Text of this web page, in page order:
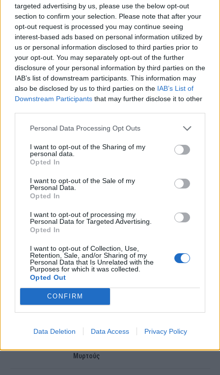
targeted advertising by us, please use the below opt-out
section to confirm your selection. Please note that after your
opt-out request is processed you may continue seeing
interest-based ads based on personal information utilized by
us or personal information disclosed to third parties prior to
your opt-out. You may separately opt-out of the further
disclosure of your personal information by third parties on the
IAB’s list of downstream participants. This information may
also be disclosed by us to third parties on the IAB’s List of
Downstream Participants that may further disclose it to other
Personal Data Processing Opt Outs
I want to opt-out of the Sharing of my
personal data.
Opted In
I want to opt-out of the Sale of my
Personal Data.
Opted In
I want to opt-out of processing my
Personal Data for Targeted Advertising.
Opted In
I want to opt-out of Collection, Use,
Retention, Sale, and/or Sharing of my
Personal Data that Is Unrelated with the
Purposes for which it was collected.
Opted Out
CONFIRM
Data Deletion Data Access Privacy Policy
Στο σημείο έσπευσε ασθενοφόρο του
ΕΚΑΒ μεταφέροντάς το στο
εφημερεύον Πανεπιστημιακό
Νοσοκομείο Λάρισας για τις πρώτες
βοήθειες, καθώς τραυματίστηκε στο
13χρονου στην Ηλεία – Ο πατέρας του είχε
βάλει στο πατίνι…
Κεφαλονιά – Έκτακτο: Εσπευσμένα στο
νοσοκομείο η μητέρα της Μυρτούς –
Μυρτούς